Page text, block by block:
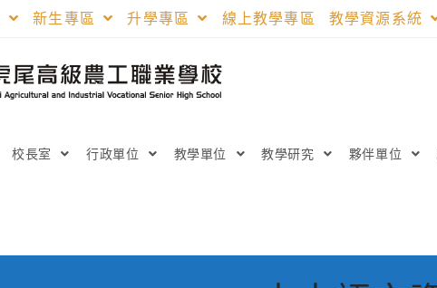
新生專區 升學專區 線上教學專區 教學資源系統
校長室 行政單位 教學單位 教學研究 夥伴單位